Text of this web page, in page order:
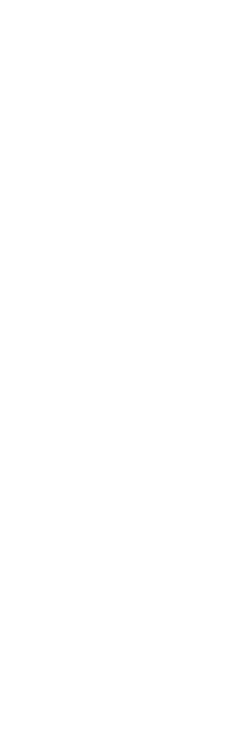
用户可以非常放心的在游戏平
台都是浙江大厅的官方版
戏平台的官方网站以扫描